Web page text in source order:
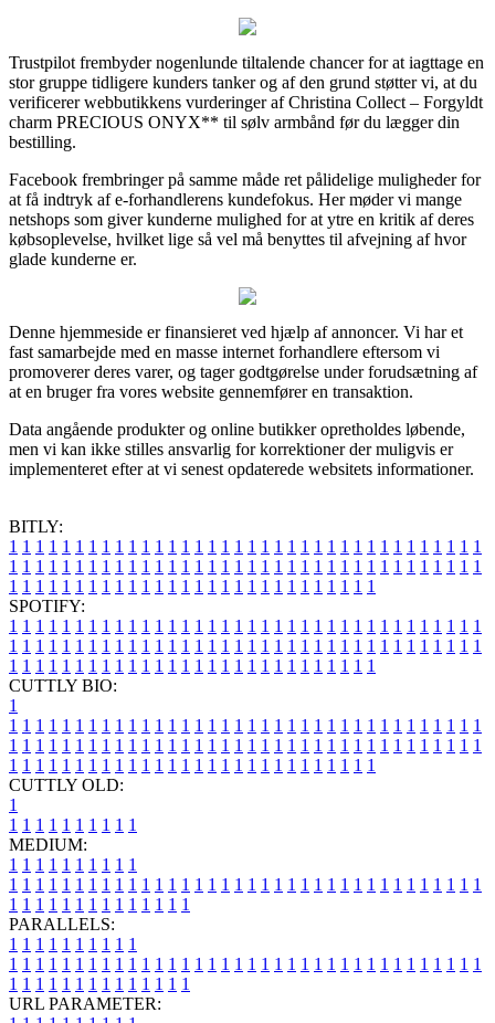
Trustpilot frembyder nogenlunde tiltalende chancer for at iagttage en
stor gruppe tidligere kunders tanker og af den grund støtter vi, at du
verificerer webbutikkens vurderinger af Christina Collect – Forgyldt
charm PRECIOUS ONYX** til sølv armbånd før du lægger din
bestilling.
Facebook frembringer på samme måde ret pålidelige muligheder for
at få indtryk af e-forhandlerens kundefokus. Her møder vi mange
netshops som giver kunderne mulighed for at ytre en kritik af deres
købsoplevelse, hvilket lige så vel må benyttes til afvejning af hvor
glade kunderne er.
Denne hjemmeside er finansieret ved hjælp af annoncer. Vi har et
fast samarbejde med en masse internet forhandlere eftersom vi
promoverer deres varer, og tager godtgørelse under forudsætning af
at en bruger fra vores website gennemfører en transaktion.
Data angående produkter og online butikker opretholdes løbende,
men vi kan ikke stilles ansvarlig for korrektioner der muligvis er
implementeret efter at vi senest opdaterede websitets informationer.
BITLY:
1 1 1 1 1 1 1 1 1 1 1 1 1 1 1 1 1 1 1 1 1 1 1 1 1 1 1 1 1 1 1 1 1 1 1 1
1 1 1 1 1 1 1 1 1 1 1 1 1 1 1 1 1 1 1 1 1 1 1 1 1 1 1 1 1 1 1 1 1 1 1 1
1 1 1 1 1 1 1 1 1 1 1 1 1 1 1 1 1 1 1 1 1 1 1 1 1 1 1 1
SPOTIFY:
1 1 1 1 1 1 1 1 1 1 1 1 1 1 1 1 1 1 1 1 1 1 1 1 1 1 1 1 1 1 1 1 1 1 1 1
1 1 1 1 1 1 1 1 1 1 1 1 1 1 1 1 1 1 1 1 1 1 1 1 1 1 1 1 1 1 1 1 1 1 1 1
1 1 1 1 1 1 1 1 1 1 1 1 1 1 1 1 1 1 1 1 1 1 1 1 1 1 1 1
CUTTLY BIO:
1
1 1 1 1 1 1 1 1 1 1 1 1 1 1 1 1 1 1 1 1 1 1 1 1 1 1 1 1 1 1 1 1 1 1 1 1
1 1 1 1 1 1 1 1 1 1 1 1 1 1 1 1 1 1 1 1 1 1 1 1 1 1 1 1 1 1 1 1 1 1 1 1
1 1 1 1 1 1 1 1 1 1 1 1 1 1 1 1 1 1 1 1 1 1 1 1 1 1 1 1
CUTTLY OLD:
1
1 1 1 1 1 1 1 1 1 1
MEDIUM:
1 1 1 1 1 1 1 1 1 1
1 1 1 1 1 1 1 1 1 1 1 1 1 1 1 1 1 1 1 1 1 1 1 1 1 1 1 1 1 1 1 1 1 1 1 1
1 1 1 1 1 1 1 1 1 1 1 1 1 1
PARALLELS:
1 1 1 1 1 1 1 1 1 1
1 1 1 1 1 1 1 1 1 1 1 1 1 1 1 1 1 1 1 1 1 1 1 1 1 1 1 1 1 1 1 1 1 1 1 1
1 1 1 1 1 1 1 1 1 1 1 1 1 1
URL PARAMETER: